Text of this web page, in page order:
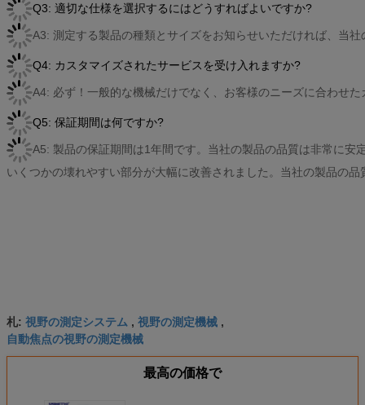
Q3: 適切な仕様を選択するにはどうすればよいですか?
A3: 測定する製品の種類とサイズをお知らせいただければ、当
Q4: カスタマイズされたサービスを受け入れますか?
A4: 必ず！一般的な機械だけでなく、お客様のニーズに合わせ
Q5: 保証期間は何ですか?
A5: 製品の保証期間は1年間です。当社の製品の品質は非常に安
いくつかの壊れやすい部分が大幅に改善されました。当社の製品の品
札: 視野の測定システム , 視野の測定機械 ,
自動焦点の視野の測定機械
最高の価格で